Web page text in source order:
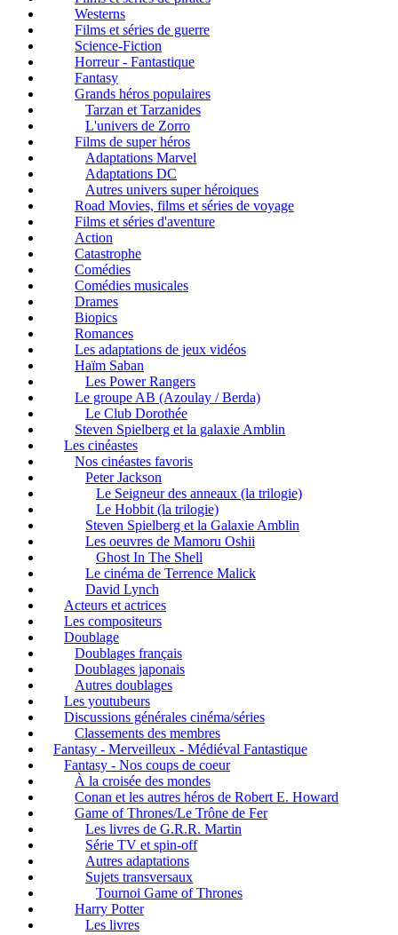
Westerns
Films et séries de guerre
Science-Fiction
Horreur - Fantastique
Fantasy
Grands héros populaires
Tarzan et Tarzanides
L'univers de Zorro
Films de super héros
Adaptations Marvel
Adaptations DC
Autres univers super héroiques
Road Movies, films et séries de voyage
Films et séries d'aventure
Action
Catastrophe
Comédies
Comédies musicales
Drames
Biopics
Romances
Les adaptations de jeux vidéos
Haïm Saban
Les Power Rangers
Le groupe AB (Azoulay / Berda)
Le Club Dorothée
Steven Spielberg et la galaxie Amblin
Les cinéastes
Nos cinéastes favoris
Peter Jackson
Le Seigneur des anneaux (la trilogie)
Le Hobbit (la trilogie)
Steven Spielberg et la Galaxie Amblin
Les oeuvres de Mamoru Oshii
Ghost In The Shell
Le cinéma de Terrence Malick
David Lynch
Acteurs et actrices
Les compositeurs
Doublage
Doublages français
Doublages japonais
Autres doublages
Les youtubeurs
Discussions générales cinéma/séries
Classements des membres
Fantasy - Merveilleux - Médiéval Fantastique
Fantasy - Nos coups de coeur
À la croisée des mondes
Conan et les autres héros de Robert E. Howard
Game of Thrones/Le Trône de Fer
Les livres de G.R.R. Martin
Série TV et spin-off
Autres adaptations
Sujets transversaux
Tournoi Game of Thrones
Harry Potter
Les livres